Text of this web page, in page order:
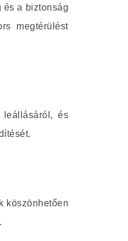
és a biztonság
megtérülést
leállásáról, és
köszönhetően